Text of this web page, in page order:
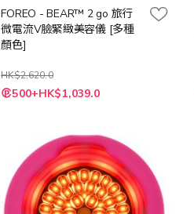
FOREO - BEAR™ 2 go 旅行
微電流V臉緊緻美容儀 [多種
顏色]
HK$2,620.0
500+HK$1,039.0